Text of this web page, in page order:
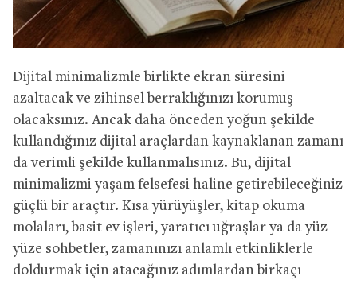
Dijital minimalizmle birlikte ekran süresini
azaltacak ve zihinsel berraklığınızı korumuş
olacaksınız. Ancak daha önceden yoğun şekilde
kullandığınız dijital araçlardan kaynaklanan zamanı
da verimli şekilde kullanmalısınız. Bu, dijital
minimalizmi yaşam felsefesi haline getirebileceğiniz
güçlü bir araçtır. Kısa yürüyüşler, kitap okuma
molaları, basit ev işleri, yaratıcı uğraşlar ya da yüz
yüze sohbetler, zamanınızı anlamlı etkinliklerle
doldurmak için atacağınız adımlardan birkaçı